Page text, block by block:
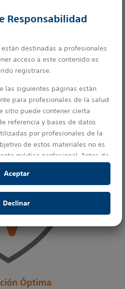
Responsabilidad
destinadas a profesionales
acceso a este contenido es
registrarse.
las siguientes páginas están
para profesionales de la salud
sitio puede contener cierta
referencia y bases de datos
por profesionales de la
de estos materiales no es
médico profesional. Antes de
e instrucciones de
por las leyes sobre derechos
prohibido hacer copias, ya
y por cualquier medio sin contar
de su titular.
Aceptar
Declinar
de 5.0 mm vs. Resolute Onyx con
en archivo. Los resultados de las
indicativos del desempeño
Óptima